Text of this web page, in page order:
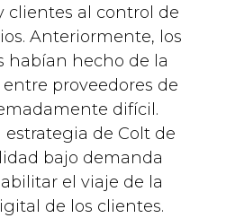
clientes al control de
Anteriormente, los
habían hecho de la
proveedores de
difícil.
estrategia de Colt de
bajo demanda
el viaje de la
de los clientes.